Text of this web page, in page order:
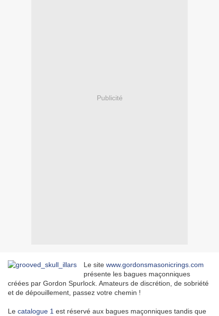
Publicité
Le site www.gordonsmasonicrings.com
présente les bagues maçonniques
créées par Gordon Spurlock. Amateurs de discrétion, de sobriété
et de dépouillement, passez votre chemin !
Le catalogue 1 est réservé aux bagues maçonniques tandis que